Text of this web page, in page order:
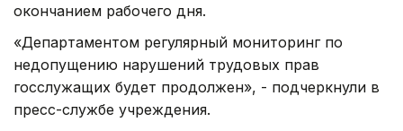
окончанием рабочего дня.
«Департаментом регулярный мониторинг по
недопущению нарушений трудовых прав
госслужащих будет продолжен», - подчеркнули в
пресс-службе учреждения.